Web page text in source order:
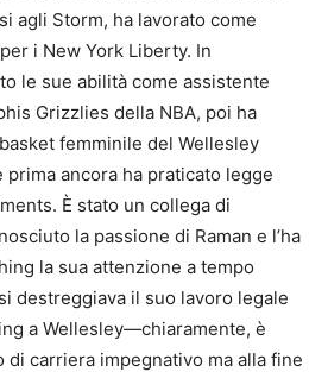
agli Storm, ha lavorato come
i New York Liberty. In
le sue abilità come assistente
Grizzlies della NBA, poi ha
femminile del Wellesley
prima ancora ha praticato legge
È stato un collega di
la passione di Raman e l’ha
la sua attenzione a tempo
destreggiava il suo lavoro legale
a Wellesley—chiaramente, è
di carriera impegnativo ma alla fine